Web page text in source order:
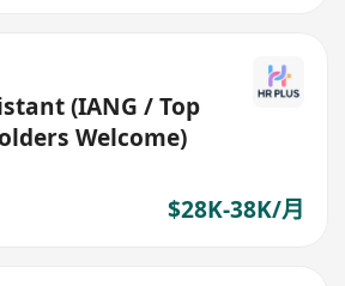
(IANG / Top
Welcome)
$28K-38K/月